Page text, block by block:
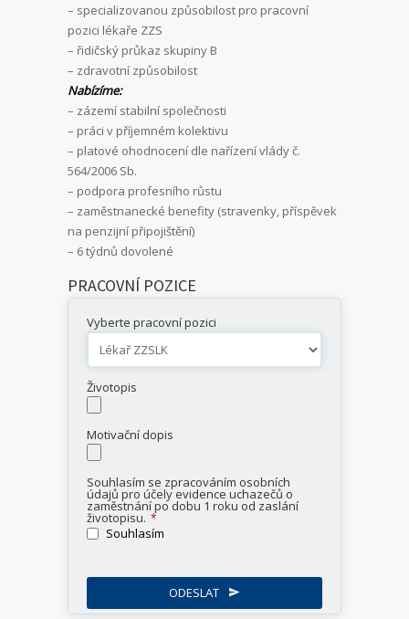
– specializovanou způsobilost pro pracovní
pozici lékaře ZZS
– řidičský průkaz skupiny B
– zdravotní způsobilost
Nabízíme:
– zázemí stabilní společnosti
– práci v příjemném kolektivu
– platové ohodnocení dle nařízení vlády č.
564/2006 Sb.
– podpora profesního růstu
– zaměstnanecké benefity (stravenky, příspěvek
na penzijní připojištění)
– 6 týdnů dovolené
PRACOVNÍ POZICE
Vyberte pracovní pozici
Životopis
Motivační dopis
Souhlasím se zpracováním osobních
údajů pro účely evidence uchazečů o
zaměstnání po dobu 1 roku od zaslání
životopisu. *
Souhlasím
ODESLAT